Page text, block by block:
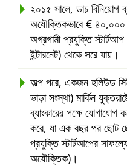
২০১৫ সালে, ডাচ বিনিয়োগ
অযৌক্তিকভাবে € ৪০,০০০
অগ্রগামী প্রযুক্তি স্টার্টআপ
ইন্টারনেট) থেকে সরে যায়।
অল্প পরে, একজন হলিউড
ভাড়া সংস্থা) মার্কিন
ব্যাংকারের পক্ষে যোগাযোগ
করে, যা এক বছর পর ছোট
প্রযুক্তি স্টার্টআপের
অযৌক্তিক)।